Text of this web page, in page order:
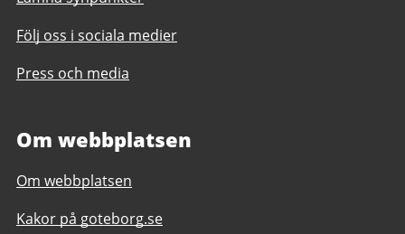
Följ oss i sociala medier
Press och media
Om webbplatsen
Om webbplatsen
Kakor på goteborg.se